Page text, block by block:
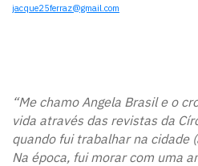
jacque25ferraz@gmail.com
“Me chamo Angela Brasil e o
vida através das revistas da
quando fui trabalhar na cidade
Na época, fui morar com uma